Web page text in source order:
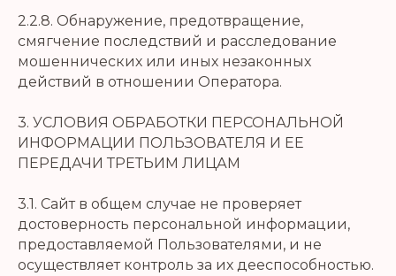
2.2.8. Обнаружение, предотвращение,
смягчение последствий и расследование
мошеннических или иных незаконных
действий в отношении Оператора.
3. УСЛОВИЯ ОБРАБОТКИ ПЕРСОНАЛЬНОЙ
ИНФОРМАЦИИ ПОЛЬЗОВАТЕЛЯ И ЕЕ
ПЕРЕДАЧИ ТРЕТЬИМ ЛИЦАМ
3.1. Сайт в общем случае не проверяет
достоверность персональной информации,
предоставляемой Пользователями, и не
осуществляет контроль за их дееспособностью.